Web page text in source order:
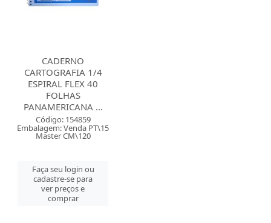
CADERNO
CARTOGRAFIA 1/4
ESPIRAL FLEX 40
FOLHAS
PANAMERICANA ...
Código: 154859
Embalagem: Venda PT\15
Master CM\120
Faça seu login ou
cadastre-se para
ver preços e
comprar